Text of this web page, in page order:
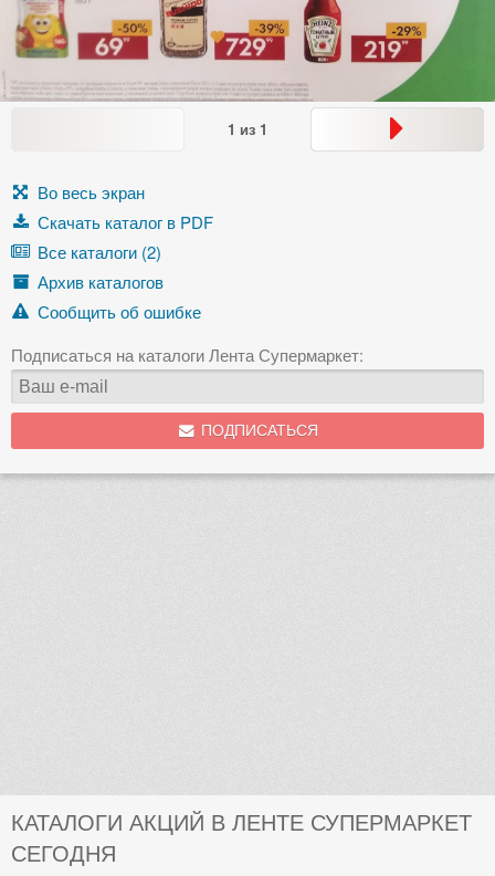
1 из 1
Во весь экран
Скачать каталог в PDF
Все каталоги (2)
Архив каталогов
Сообщить об ошибке
Подписаться на каталоги Лента Супермаркет:
ПОДПИСАТЬСЯ
КАТАЛОГИ АКЦИЙ В ЛЕНТЕ СУПЕРМАРКЕТ
СЕГОДНЯ